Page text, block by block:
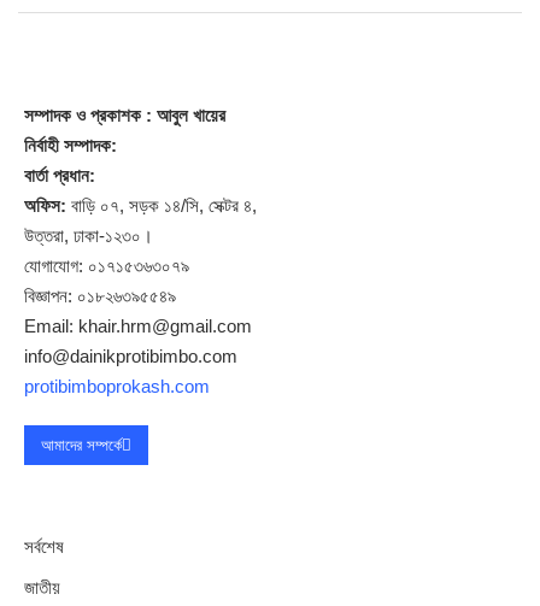
সম্পাদকও প্রকাশক : আবুল খায়ের
নির্বাহী সম্পাদক:
বার্তা প্রধান:
অফিস: বাড়ি ০৭, সড়ক ১৪/সি, সেক্টর ৪,
উত্তরা, ঢাকা-১২৩০।
যোগাযোগ: ০১৭১৫৩৬৩০৭৯
বিজ্ঞাপন: ০১৮২৬৩৯৫৫৪৯
Email: khair.hrm@gmail.com
info@dainikprotibimbo.com
protibimboprokash.com
আমাদের সম্পর্কে
সর্বশেষ
জাতীয়